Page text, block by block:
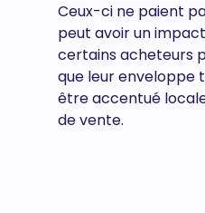
Ceux-ci ne paient
peut avoir un
certains acheteurs
que leur enveloppe
être accentué
de vente.